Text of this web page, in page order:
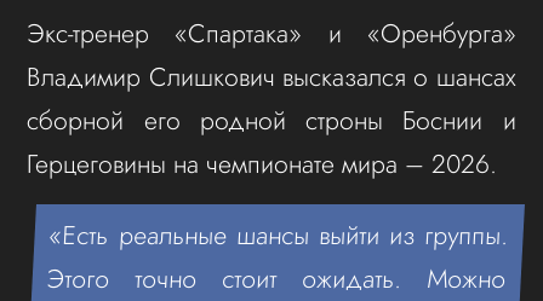
Экс-тренер «Спартака» и «Оренбурга»
Владимир Слишкович высказался о шансах
сборной его родной строны Боснии и
Герцеговины на чемпионате мира – 2026.
«Есть реальные шансы выйти из группы.
Этого точно стоит ожидать. Можно